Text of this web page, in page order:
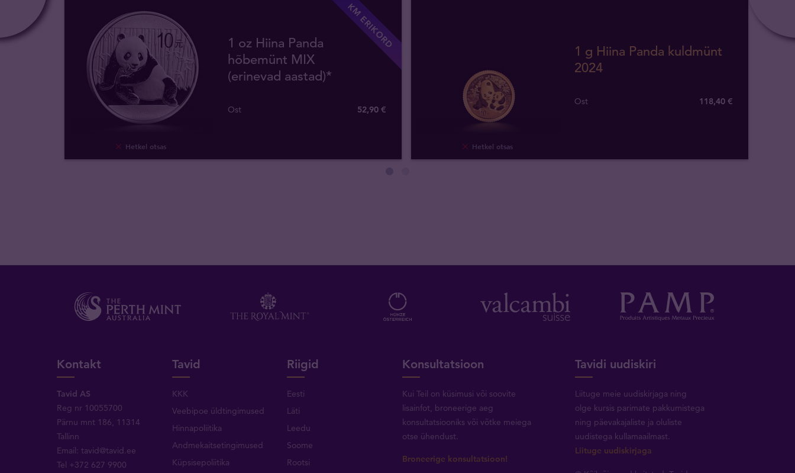
KM ERIKORD
Hetkel otsas
1 oz Hiina Panda
hõbemünt MIX
(erinevad aastad)*
Ost 52,90 €
Hetkel otsas
1 g Hiina Panda kuldmünt
2024
Ost 118,40 €
Kontakt
Tavid AS
Reg nr 10055700
Pärnu mnt 186, 11314
Tallinn
Email:tavid@tavid.ee
Tel +372 627 9900
Tavid
KKK
Veebipoe üldtingimused
Hinnapoliitika
Andmekaitsetingimused
Küpsisepoliitika
Riigid
Eesti
Läti
Leedu
Soome
Rootsi
Konsultatsioon
Kui Teil on küsimusi või soovite
lisainfot, broneerige aeg
konsultatsiooniks või võtke meiega
otse ühendust.
Broneerige konsultatsioon!
Tavidi uudiskiri
Liituge meie uudiskirjaga ning
olge kursis parimate pakkumistega
ning päevakajaliste ja oluliste
uudistega kullamaailmast.
Liituge uudiskirjaga